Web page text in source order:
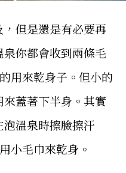
但是還是有必要再
你都會收到兩條毛
用來乾身子。但小的
蓋著下半身。其實
溫泉時擦臉擦汗
小毛巾來乾身。